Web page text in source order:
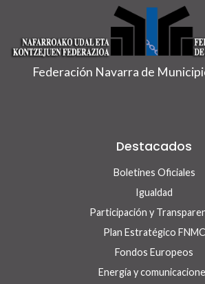
Federación Navarra de
Destacados
Boletines Oficiales
Igualdad
Participación y
Plan Estratégico FNMC
Fondos Europeos
Energía y